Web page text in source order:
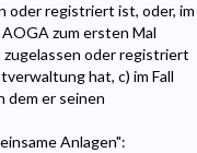
oder registriert ist, oder, im
zum ersten Mal
oder registriert
hat, c) im Fall
dem er seinen
Anlagen":